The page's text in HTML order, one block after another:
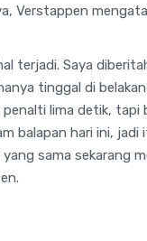
Verstappen
terjadi. Saya
tinggal di
lima detik,
balapan hari ini,
sama sekarang